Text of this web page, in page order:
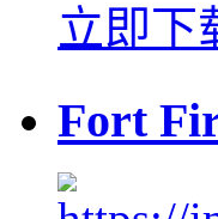
立即下
Fort